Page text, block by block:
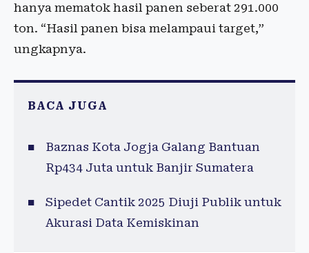
hanya mematok hasil panen seberat 291.000
ton. “Hasil panen bisa melampaui target,”
ungkapnya.
BACA JUGA
Baznas Kota Jogja Galang Bantuan
Rp434 Juta untuk Banjir Sumatera
Sipedet Cantik 2025 Diuji Publik untuk
Akurasi Data Kemiskinan